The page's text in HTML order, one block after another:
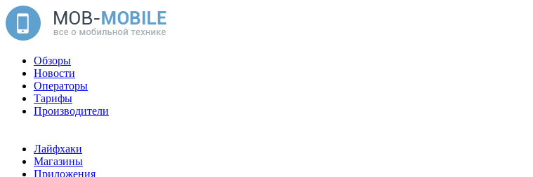
Обзоры
Новости
Операторы
Тарифы
Производители
Лайфхаки
Магазины
Приложения